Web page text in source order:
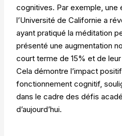
cognitives. Par exemple, une
l’Université de Californie a
ayant pratiqué la méditation
présenté une augmentation
court terme de 15% et de
Cela démontre l’impact
fonctionnement cognitif,
dans le cadre des défis
d’aujourd’hui.